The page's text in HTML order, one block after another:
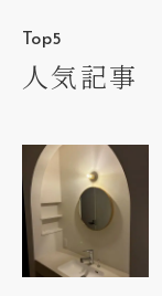
Top5
人気記事